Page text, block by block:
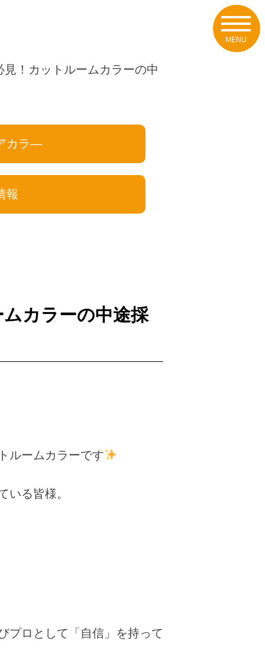
！カットルームカラーの中
カラ―
報
カラーの中途採
ルームカラーです
いる皆様。
プロとして「自信」を持って